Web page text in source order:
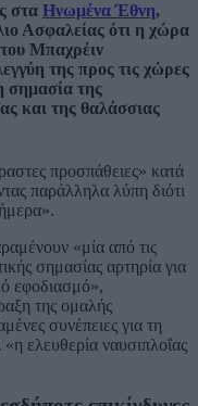
στα Ηνωμένα Έθνη,
Ασφαλείας ότι η χώρα
Μπαχρέιν
της προς τις χώρες
σημασία της
και της θαλάσσιας
προσπάθειες» κατά
παράλληλα λύπη διότι
«μία από τις
σημασίας αρτηρία για
εφοδιασμό»,
της ομαλής
συνέπειες για τη
ελευθερία ναυσιπλοΐας